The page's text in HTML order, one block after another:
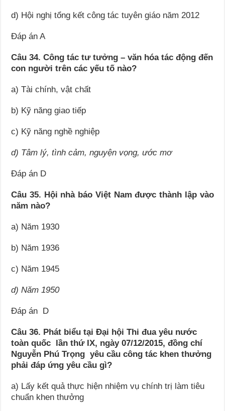
d) Hội nghị tổng kết công tác tuyên giáo năm 2012
Đáp án A
Câu 34. Công tác tư tưởng – văn hóa tác động đến
con người trên các yếu tố nào?
a) Tài chính, vật chất
b) Kỹ năng giao tiếp
c) Kỹ năng nghề nghiệp
d) Tâm lý, tình cảm, nguyện vọng, ước mơ
Đáp án D
Câu 35. Hội nhà báo Việt Nam được thành lập vào
năm nào?
a) Năm 1930
b) Năm 1936
c) Năm 1945
d) Năm 1950
Đáp án D
Câu 36. Phát biểu tại Đại hội Thi đua yêu nước
toàn quốc lần thứ IX, ngày 07/12/2015, đồng chí
Nguyễn Phú Trọng yêu cầu công tác khen thưởng
phải đáp ứng yêu cầu gì?
a) Lấy kết quả thực hiện nhiệm vụ chính trị làm tiêu
chuẩn khen thưởng